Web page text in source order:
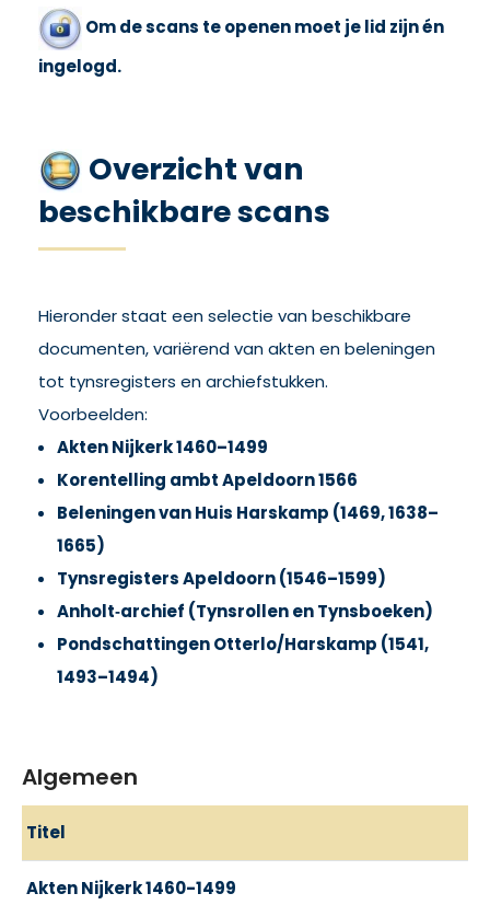
Om de scans te openen moet je lid zijn én
ingelogd.
Overzicht van
beschikbare scans
Hieronder staat een selectie van beschikbare
documenten, variërend van akten en beleningen
tot tynsregisters en archiefstukken.
Voorbeelden:
Akten Nijkerk 1460–1499
Korentelling ambt Apeldoorn 1566
Beleningen van Huis Harskamp (1469, 1638–
1665)
Tynsregisters Apeldoorn (1546–1599)
Anholt‑archief (Tynsrollen en Tynsboeken)
Pondschattingen Otterlo/Harskamp (1541,
1493–1494)
Algemeen
Titel
Akten Nijkerk 1460-1499